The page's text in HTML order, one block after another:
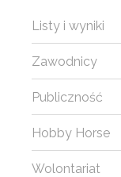
Listy i wyniki
Zawodnicy
Publiczność
Hobby Horse
Wolontariat